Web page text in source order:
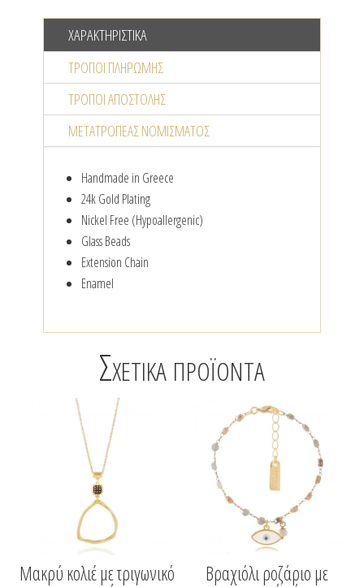
ΧΑΡΑΚΤΗΡΙΣΤΙΚΆ
ΤΡΌΠΟΙ ΠΛΗΡΩΜΉΣ
ΤΡΌΠΟΙ ΑΠΟΣΤΟΛΉΣ
ΜΕΤΑΤΡΟΠΈΑΣ NΟΜΊΣΜΑΤΟΣ
Handmade in Greece
24k Gold Plating
Nickel Free (Hypoallergenic)
Glass Beads
Extension Chain
Enamel
Σχετικά προϊόντα
Μακρύ κολιέ με τριγωνικό Βραχιόλι ροζάριο με